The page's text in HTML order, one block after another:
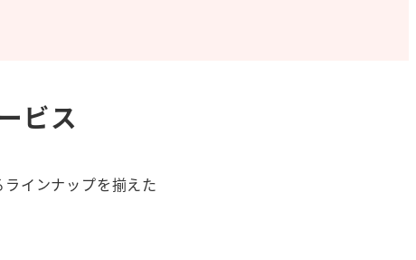
ビス
ラインナップを揃えた